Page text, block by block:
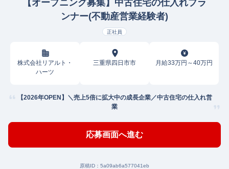
【オープニング募集】中古住宅の仕入れプラ
ンナー(不動産営業経験者)
正社員
株式会社リアルト・
ハーツ
三重県四日市市 月給33万円～40万円
【2026年OPEN】＼売上5倍に拡大中の成長企業／中古住宅の仕入れ営
業
応募画面へ進む
原稿ID： 5a09ab6a577041eb